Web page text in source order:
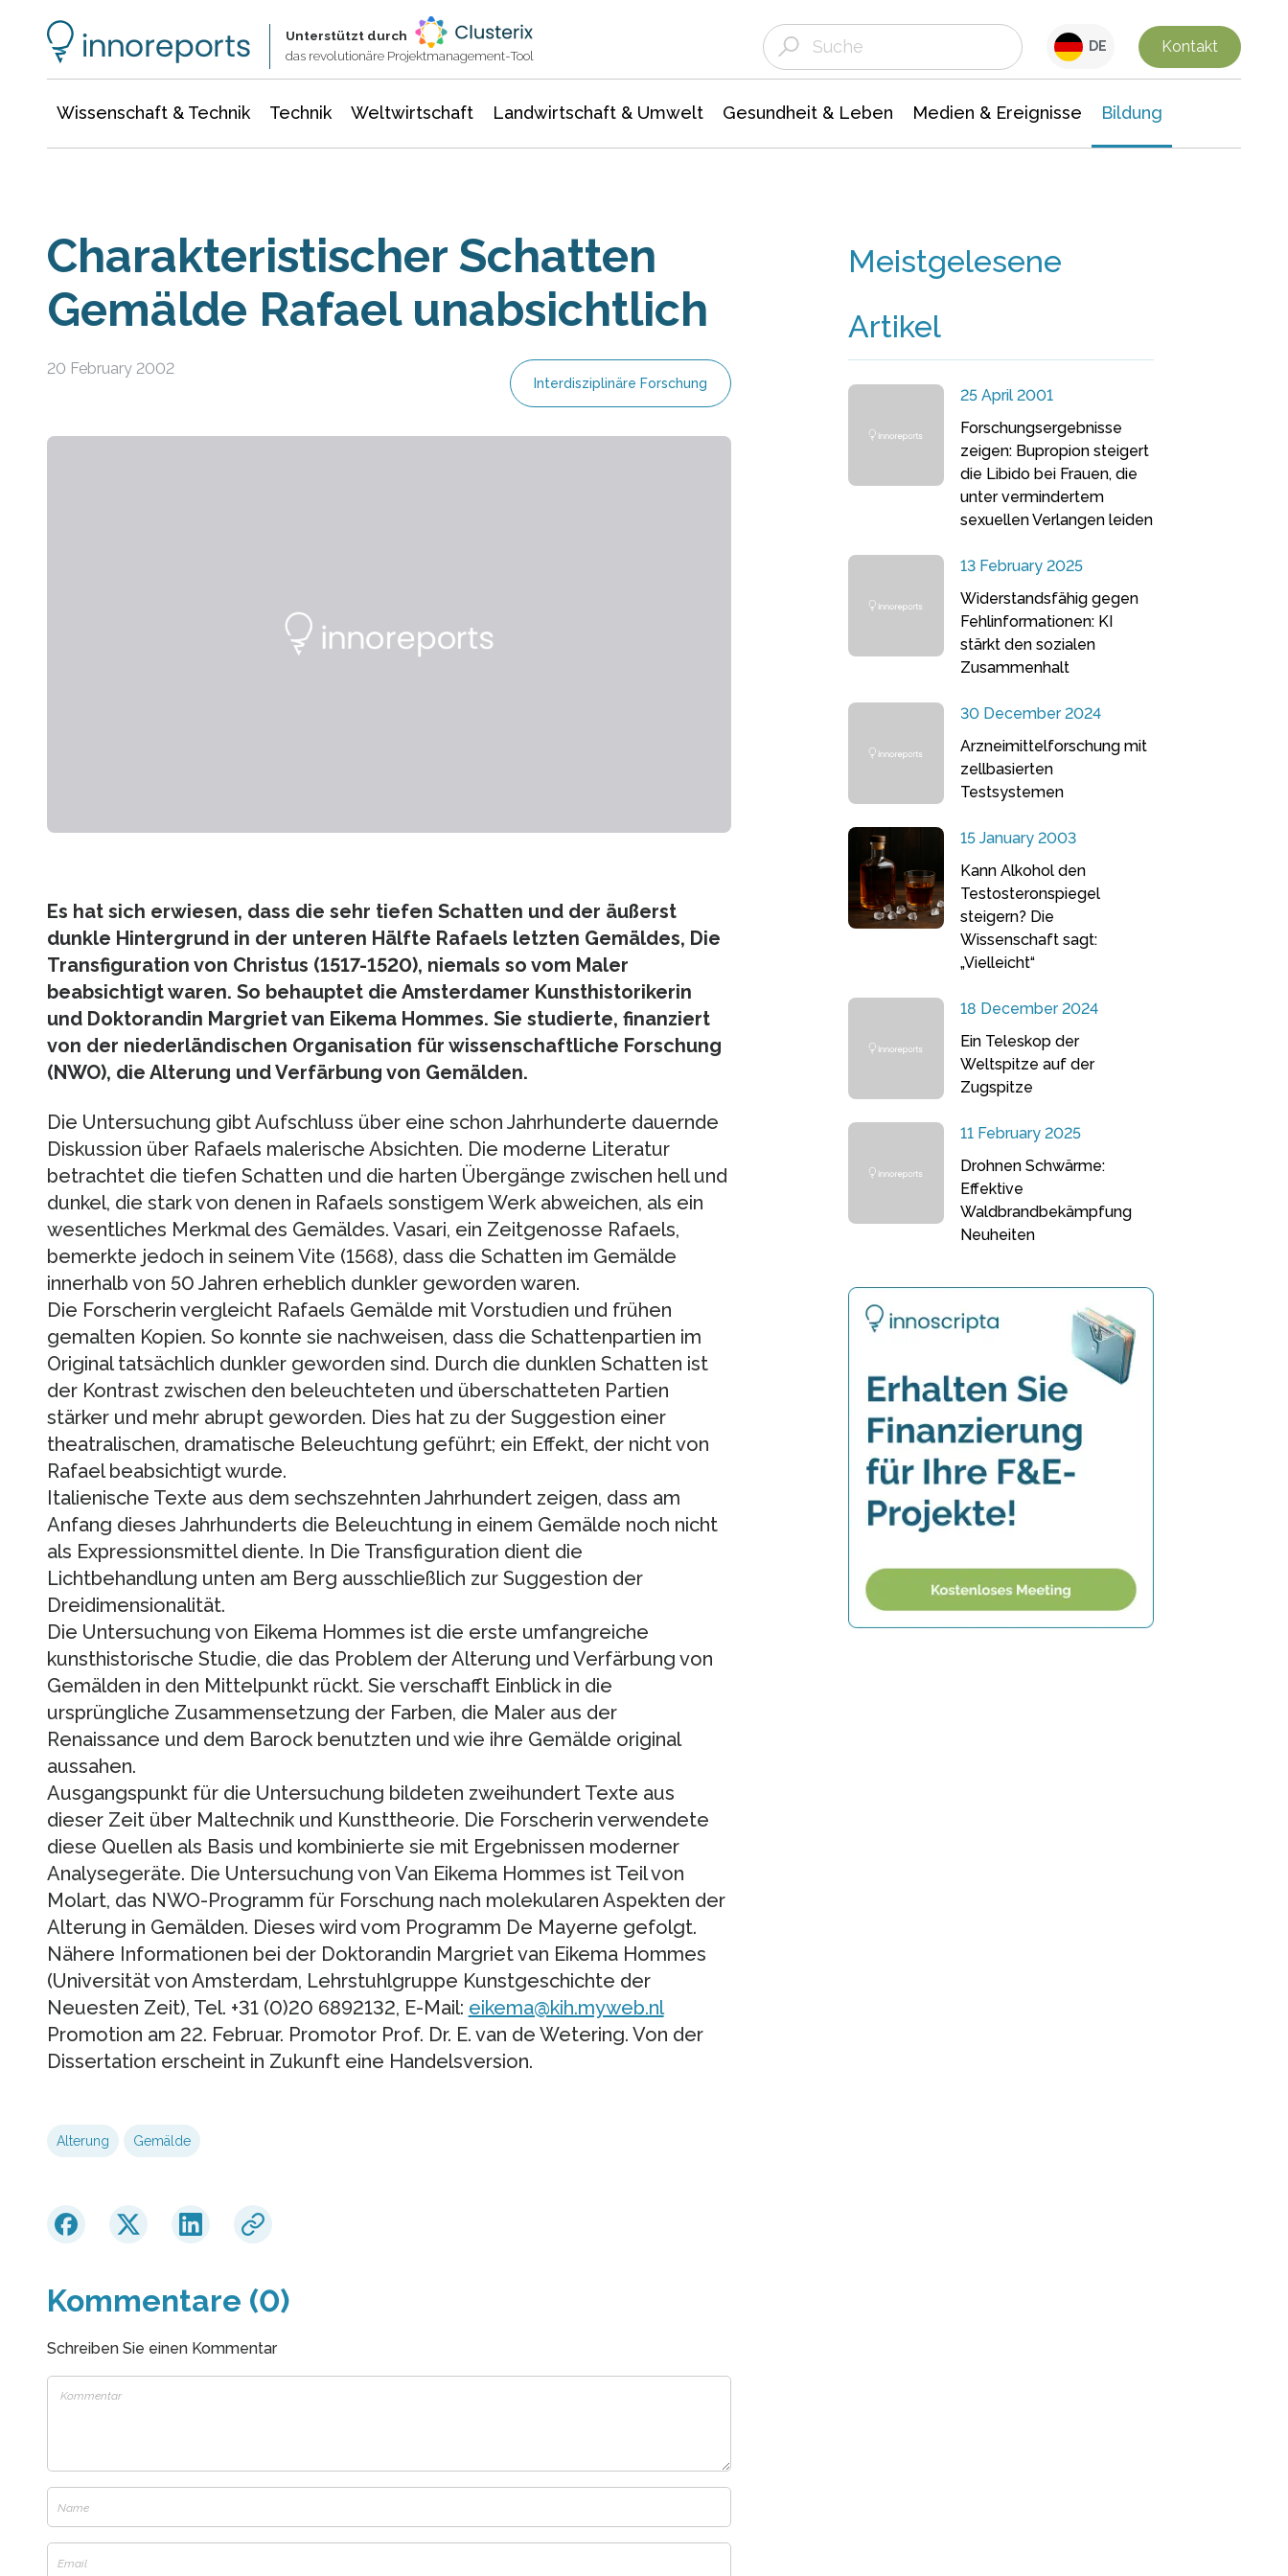
Unterstützt durch
das revolutionäre Projektmanagement-Tool
DE Kontakt
Wissenschaft & Technik Technik Weltwirtschaft Landwirtschaft & Umwelt Gesundheit & Leben Medien & Ereignisse Bildung
Charakteristischer Schatten
Gemälde Rafael unabsichtlich
20 February 2002
Interdisziplinäre Forschung
Es hat sich erwiesen, dass die sehr tiefen Schatten und der äußerst
dunkle Hintergrund in der unteren Hälfte Rafaels letzten Gemäldes, Die
Transfiguration von Christus (1517-1520), niemals so vom Maler
beabsichtigt waren. So behauptet die Amsterdamer Kunsthistorikerin
und Doktorandin Margriet van Eikema Hommes. Sie studierte, finanziert
von der niederländischen Organisation für wissenschaftliche Forschung
(NWO), die Alterung und Verfärbung von Gemälden.
Die Untersuchung gibt Aufschluss über eine schon Jahrhunderte dauernde
Diskussion über Rafaels malerische Absichten. Die moderne Literatur
betrachtet die tiefen Schatten und die harten Übergänge zwischen hell und
dunkel, die stark von denen in Rafaels sonstigem Werk abweichen, als ein
wesentliches Merkmal des Gemäldes. Vasari, ein Zeitgenosse Rafaels,
bemerkte jedoch in seinem Vite (1568), dass die Schatten im Gemälde
innerhalb von 50 Jahren erheblich dunkler geworden waren.
Die Forscherin vergleicht Rafaels Gemälde mit Vorstudien und frühen
gemalten Kopien. So konnte sie nachweisen, dass die Schattenpartien im
Original tatsächlich dunkler geworden sind. Durch die dunklen Schatten ist
der Kontrast zwischen den beleuchteten und überschatteten Partien
stärker und mehr abrupt geworden. Dies hat zu der Suggestion einer
theatralischen, dramatische Beleuchtung geführt; ein Effekt, der nicht von
Rafael beabsichtigt wurde.
Italienische Texte aus dem sechszehnten Jahrhundert zeigen, dass am
Anfang dieses Jahrhunderts die Beleuchtung in einem Gemälde noch nicht
als Expressionsmittel diente. In Die Transfiguration dient die
Lichtbehandlung unten am Berg ausschließlich zur Suggestion der
Dreidimensionalität.
Die Untersuchung von Eikema Hommes ist die erste umfangreiche
kunsthistorische Studie, die das Problem der Alterung und Verfärbung von
Gemälden in den Mittelpunkt rückt. Sie verschafft Einblick in die
ursprüngliche Zusammensetzung der Farben, die Maler aus der
Renaissance und dem Barock benutzten und wie ihre Gemälde original
aussahen.
Ausgangspunkt für die Untersuchung bildeten zweihundert Texte aus
dieser Zeit über Maltechnik und Kunsttheorie. Die Forscherin verwendete
diese Quellen als Basis und kombinierte sie mit Ergebnissen moderner
Analysegeräte. Die Untersuchung von Van Eikema Hommes ist Teil von
Molart, das NWO-Programm für Forschung nach molekularen Aspekten der
Alterung in Gemälden. Dieses wird vom Programm De Mayerne gefolgt.
Nähere Informationen bei der Doktorandin Margriet van Eikema Hommes
(Universität von Amsterdam, Lehrstuhlgruppe Kunstgeschichte der
Neuesten Zeit), Tel. +31 (0)20 6892132, E-Mail: eikema@kih.myweb.nl
Promotion am 22. Februar. Promotor Prof. Dr. E. van de Wetering. Von der
Dissertation erscheint in Zukunft eine Handelsversion.
Alterung Gemälde
Kommentare (0)
Schreiben Sie einen Kommentar
Meistgelesene
Artikel
25 April 2001
Forschungsergebnisse
zeigen: Bupropion steigert
die Libido bei Frauen, die
unter vermindertem
sexuellen Verlangen leiden
13 February 2025
Widerstandsfähig gegen
Fehlinformationen: KI
stärkt den sozialen
Zusammenhalt
30 December 2024
Arzneimittelforschung mit
zellbasierten
Testsystemen
15 January 2003
Kann Alkohol den
Testosteronspiegel
steigern? Die
Wissenschaft sagt:
„Vielleicht“
18 December 2024
Ein Teleskop der
Weltspitze auf der
Zugspitze
11 February 2025
Drohnen Schwärme:
Effektive
Waldbrandbekämpfung
Neuheiten